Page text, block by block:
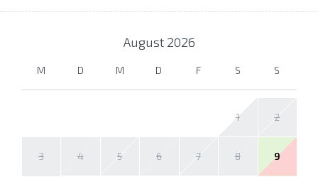
August 2026
M D M D F S S
1 2
3 4 5 6 7 8 9